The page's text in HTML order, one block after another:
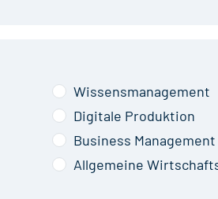
Wissensmanagement
Digitale Produktion
Business Management
Allgemeine